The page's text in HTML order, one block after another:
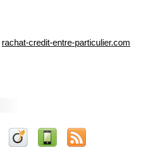
rachat-credit-entre-particulier.com